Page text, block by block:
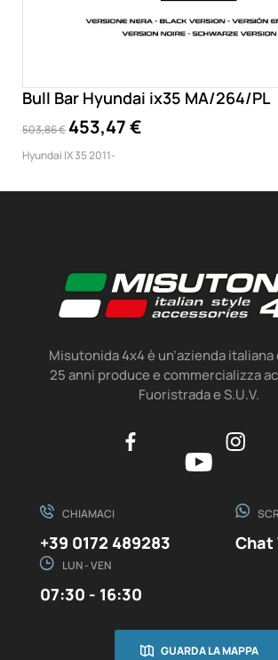
Bull Bar Hyundai ix35 MA/264/PL
503,86 € 453,47 €
Hyundai IX 35 2011-
Misutonida 4x4 è un’azienda
25 anni produce e commercializza
Fuoristrada e S.U.V.
CHIAMACI
+39 0172 489283 Chat
LUN - VEN
07:30 - 16:30
GUARDA LA MAPPA